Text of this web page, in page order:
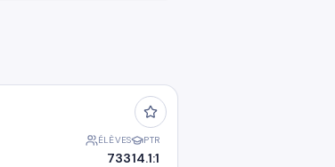
ÉLÈVES
733
PTR
14.1:1